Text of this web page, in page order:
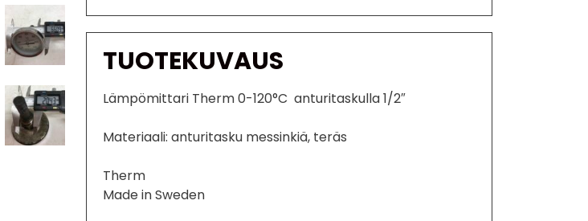
TUOTEKUVAUS
Lämpömittari Therm 0-120°C anturitaskulla 1/2″
Materiaali: anturitasku messinkiä, teräs
Therm
Made in Sweden